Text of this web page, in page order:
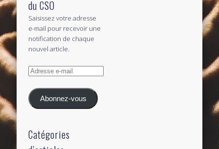
du CSO
Saisissez votre adresse
e-mail pour recevoir une
notification de chaque
nouvel article.
Adresse
mail
Abonnez-vous
Catégories